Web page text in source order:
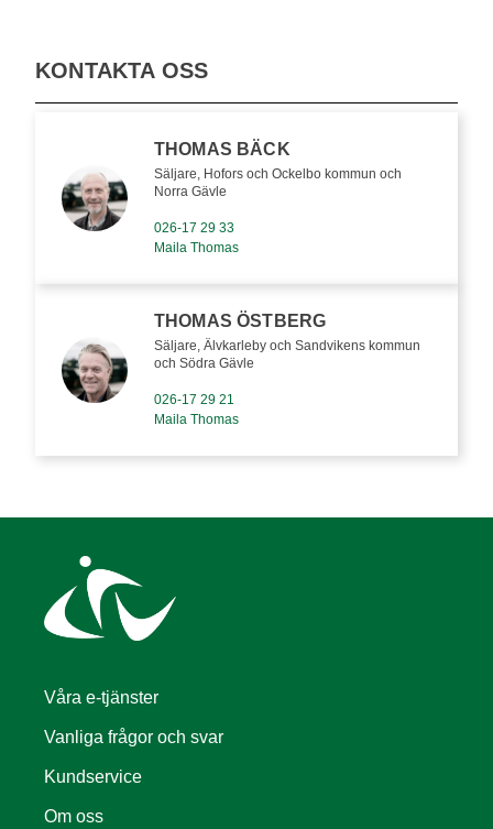
KONTAKTA OSS
THOMAS BÄCK
Säljare, Hofors och Ockelbo kommun och
Norra Gävle
026-17 29 33
Maila Thomas
THOMAS ÖSTBERG
Säljare, Älvkarleby och Sandvikens kommun
och Södra Gävle
026-17 29 21
Maila Thomas
Våra e-tjänster
Vanliga frågor och svar
Kundservice
Om oss